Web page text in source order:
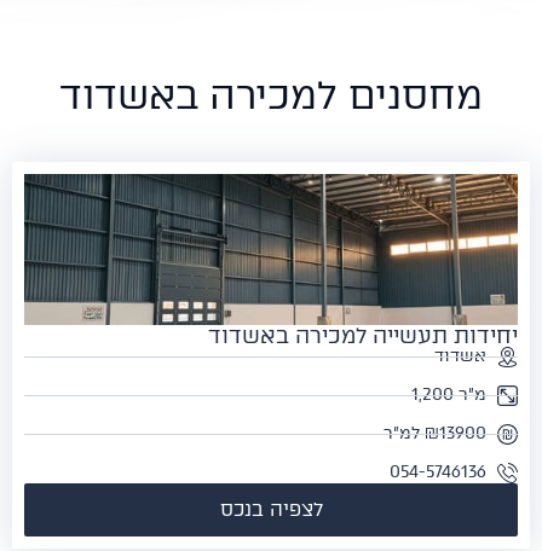
מחסנים למכירה באשדוד
תעשייה למכירה באשדוד
אשדוד
מ"ר 1,200
₪13900 למ"ר
054-5746136
לצפיה בנכס